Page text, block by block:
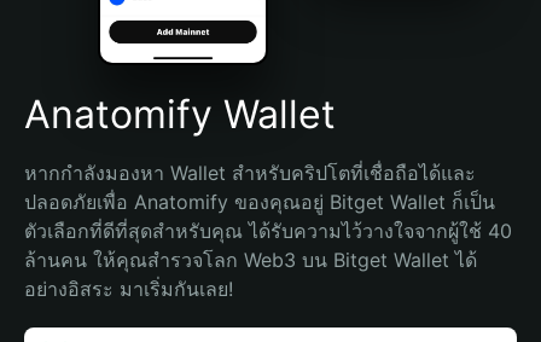
Português (Brasil)
Español (Argentina)
Anatomify Wallet
หากกำลังมองหา Wallet สำหรับคริปโตที่เชื่อถือได้และ
ปลอดภัยเพื่อ Anatomify ของคุณอยู่ Bitget Wallet ก็เป็น
ตัวเลือกที่ดีที่สุดสำหรับคุณ ได้รับความไว้วางใจจากผู้ใช้ 40
ล้านคน ให้คุณสำรวจโลก Web3 บน Bitget Wallet ได้
อย่างอิสระ มาเริ่มกันเลย!